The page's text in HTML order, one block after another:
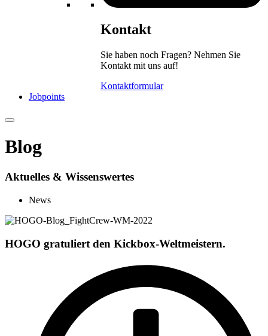
Kontakt
Sie haben noch Fragen? Nehmen Sie
Kontakt mit uns auf!
Kontaktformular
Jobpoints
Blog
Aktuelles & Wissenswertes
News
HOGO gratuliert den Kickbox-Weltmeistern.